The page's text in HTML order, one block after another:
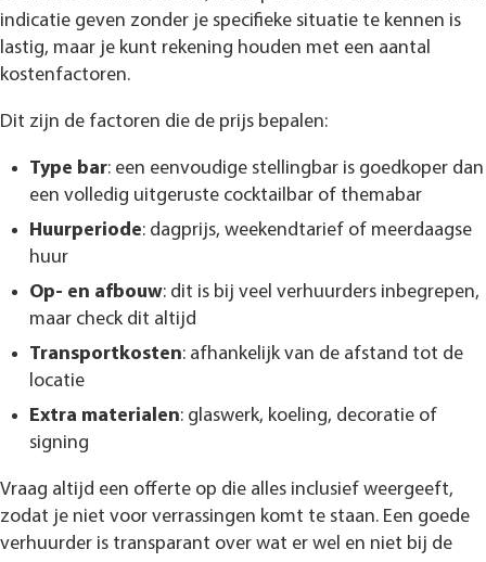
indicatie geven zonder je specifieke situatie te kennen is
lastig, maar je kunt rekening houden met een aantal
kostenfactoren.
Dit zijn de factoren die de prijs bepalen:
Type bar: een eenvoudige stellingbar is goedkoper dan
een volledig uitgeruste cocktailbar of themabar
Huurperiode: dagprijs, weekendtarief of meerdaagse
huur
Op- en afbouw: dit is bij veel verhuurders inbegrepen,
maar check dit altijd
Transportkosten: afhankelijk van de afstand tot de
locatie
Extra materialen: glaswerk, koeling, decoratie of
signing
Vraag altijd een offerte op die alles inclusief weergeeft,
zodat je niet voor verrassingen komt te staan. Een goede
verhuurder is transparant over wat er wel en niet bij de